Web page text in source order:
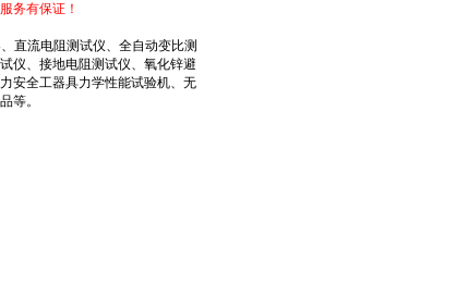
务有保证！
直流电阻测试仪、全自动变比测
仪、接地电阻测试仪、氧化锌避
安全工器具力学性能试验机、无
等。